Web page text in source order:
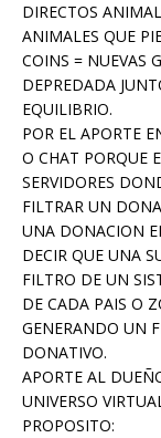
DIRECTOS
ANIMALES QUE
COINS = NUEVAS
DEPREDADA
EQUILIBRIO.
POR EL APORTE
O CHAT PORQUE
SERVIDORES
FILTRAR UN
UNA DONACION
DECIR QUE UNA
FILTRO DE UN
DE CADA PAIS O
GENERANDO UN
DONATIVO.
APORTE AL
UNIVERSO
PROPOSITO: